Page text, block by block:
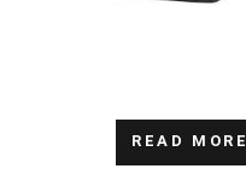
READ MORE